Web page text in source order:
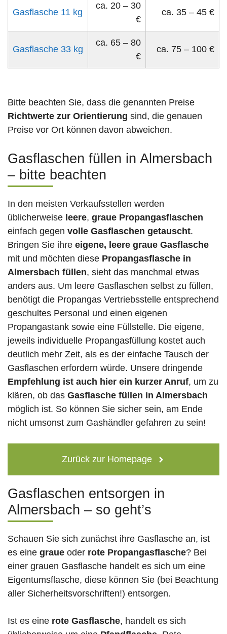
Gasflasche 11 kg
ca. 20 – 30
€
ca. 35 – 45 €
Gasflasche 33 kg
ca. 65 – 80
€
ca. 75 – 100 €
Bitte beachten Sie, dass die genannten Preise
Richtwerte zur Orientierung sind, die genauen
Preise vor Ort können davon abweichen.
Gasflaschen füllen in Almersbach
– bitte beachten
In den meisten Verkaufsstellen werden
üblicherweise leere, graue Propangasflaschen
einfach gegen volle Gasflaschen getauscht.
Bringen Sie ihre eigene, leere graue Gasflasche
mit und möchten diese Propangasflasche in
Almersbach füllen, sieht das manchmal etwas
anders aus. Um leere Gasflaschen selbst zu füllen,
benötigt die Propangas Vertriebsstelle entsprechend
geschultes Personal und einen eigenen
Propangastank sowie eine Füllstelle. Die eigene,
jeweils individuelle Propangasfüllung kostet auch
deutlich mehr Zeit, als es der einfache Tausch der
Gasflaschen erfordern würde. Unsere dringende
Empfehlung ist auch hier ein kurzer Anruf, um zu
klären, ob das Gasflasche füllen in Almersbach
möglich ist. So können Sie sicher sein, am Ende
nicht umsonst zum Gashändler gefahren zu sein!
Zurück zur Homepage
Gasflaschen entsorgen in
Almersbach – so geht’s
Schauen Sie sich zunächst ihre Gasflasche an, ist
es eine graue oder rote Propangasflasche? Bei
einer grauen Gasflasche handelt es sich um eine
Eigentumsflasche, diese können Sie (bei Beachtung
aller Sicherheitsvorschriften!) entsorgen.
Ist es eine rote Gasflasche, handelt es sich